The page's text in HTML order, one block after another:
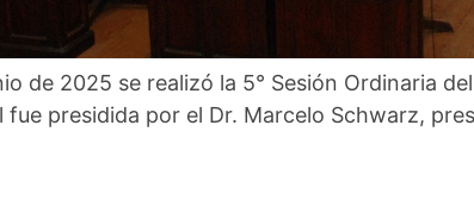
de 2025 se realizó la 5° Sesión Ordinaria
fue presidida por el Dr. Marcelo Schwarz,